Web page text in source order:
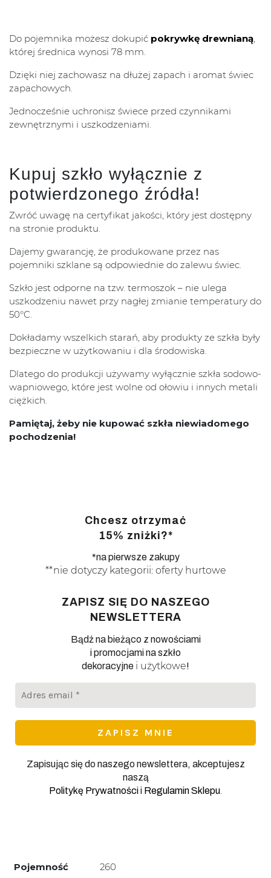
Do pojemnika możesz dokupić pokrywkę drewnianą,
której średnica wynosi 78 mm.
Dzięki niej zachowasz na dłużej zapach i aromat świec
zapachowych.
Jednocześnie uchronisz świece przed czynnikami
zewnętrznymi i uszkodzeniami.
Kupuj szkło wyłącznie z
potwierdzonego źródła!
Zwróć uwagę na certyfikat jakości, który jest dostępny
na stronie produktu.
Dajemy gwarancję, że produkowane przez nas
pojemniki szklane są odpowiednie do zalewu świec.
Szkło jest odporne na tzw. termoszok – nie ulega
uszkodzeniu nawet przy nagłej zmianie temperatury do
50°C.
Dokładamy wszelkich starań, aby produkty ze szkła były
bezpieczne w użytkowaniu i dla środowiska.
Dlatego do produkcji używamy wyłącznie szkła sodowo-
wapniowego, które jest wolne od ołowiu i innych metali
ciężkich.
Pamiętaj, żeby nie kupować szkła niewiadomego
pochodzenia!
Chcesz otrzymać
15% zniżki?*
*na pierwsze zakupy
**nie dotyczy kategorii: oferty hurtowe
ZAPISZ SIĘ DO NASZEGO
NEWSLETTERA
Bądź na bieżąco z nowościami
i promocjami na szkło
dekoracyjne i użytkowe!
Zapisując się do naszego newslettera, akceptujesz
naszą
Politykę Prywatnościi Regulamin Sklepu
Pojemność
260